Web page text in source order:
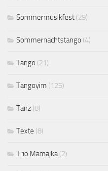
Sommermusikfest (29)
Sommernachtstango (4)
Tango (21)
Tangoyim (125)
Tanz (8)
Texte (8)
Trio Mamajka(2)